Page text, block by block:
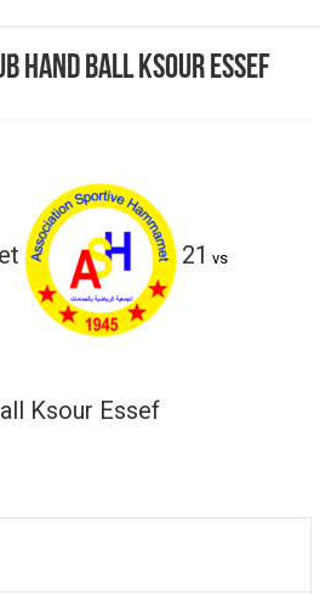
Hand Ball Ksour Essef
21 vs
Ksour Essef